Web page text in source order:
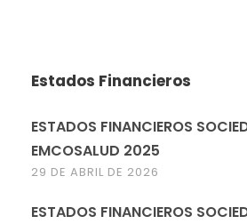
Estados Financieros
ESTADOS FINANCIEROS
EMCOSALUD 2025
29 DE ABRIL DE 2026
ESTADOS FINANCIEROS